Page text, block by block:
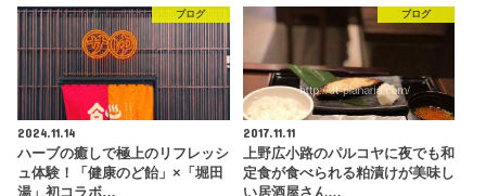
ブログ
2024.11.14
ハーブの癒しで極上のリフレッシ
ュ体験！「健康のど飴」×「堀田
湯」初コラボ…
ブログ
2017.11.11
上野広小路のパルコヤに夜でも和
定食が食べられる粕漬けが美味し
い居酒屋さん…